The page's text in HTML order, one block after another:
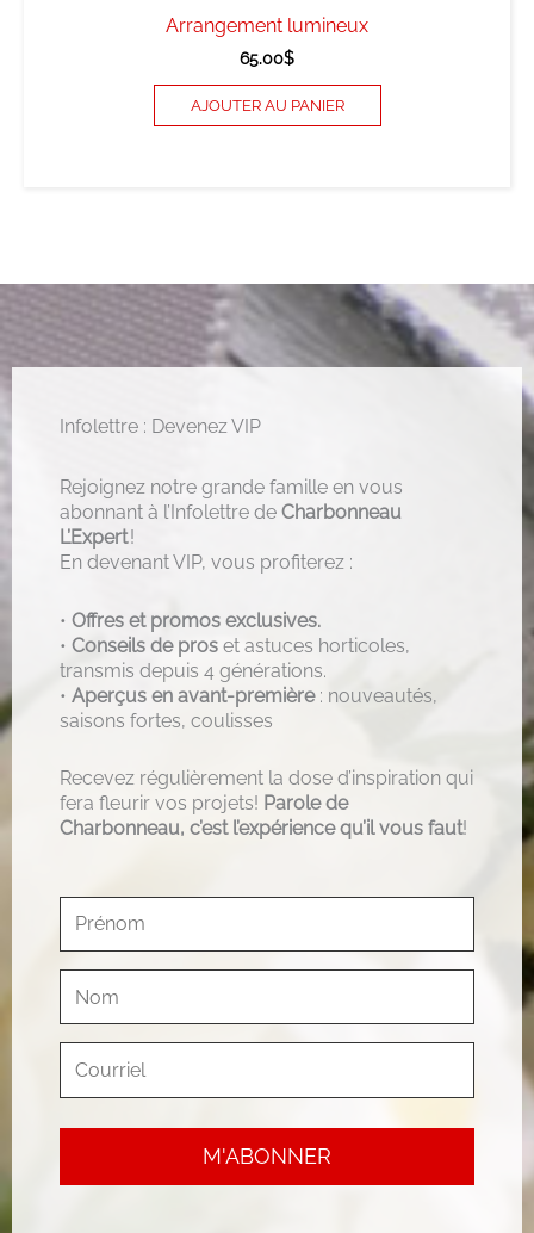
Arrangement lumineux
65.00$
AJOUTER AU PANIER
Infolettre : Devenez VIP
Rejoignez notre grande famille en vous
abonnant à l’Infolettre de Charbonneau
L’Expert!
En devenant VIP, vous profiterez :
• Offres et promos exclusives.
• Conseils de pros et astuces horticoles,
transmis depuis 4 générations.
• Aperçus en avant-première: nouveautés,
saisons fortes, coulisses
Recevez régulièrement la dose d’inspiration qui
fera fleurir vos projets! Parole de
Charbonneau, c’est l’expérience qu’il vous faut!